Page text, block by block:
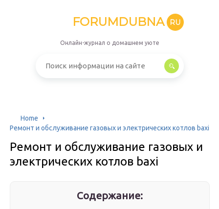
FORUMDUBNA RU
Онлайн-журнал о домашнем уюте
Home
Ремонт и обслуживание газовых и электрических котлов baxi
Ремонт и обслуживание газовых и
электрических котлов baxi
Содержание: